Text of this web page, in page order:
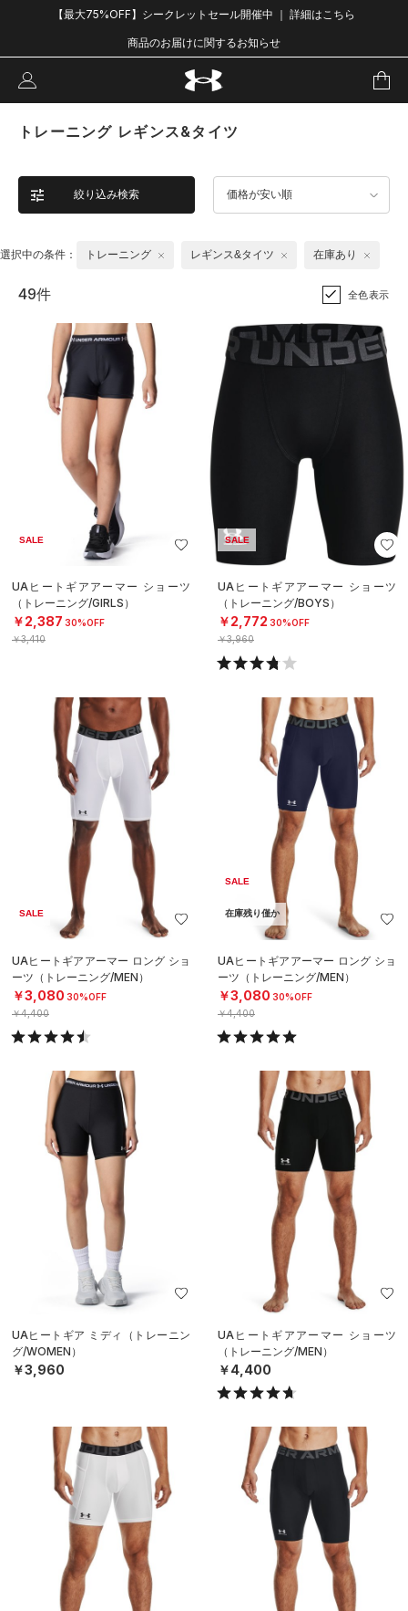
【最大75%OFF】シークレットセール開催中 ｜ 詳細はこちら
商品のお届けに関するお知らせ
トレーニング レギンス&タイツ
絞り込み検索 価格が安い順
選択中の条件： トレーニング レギンス&タイツ 在庫あり
49件 全色表示
SALE
UAヒートギアアーマー ショーツ
（トレーニング/GIRLS）
￥2,387 30%OFF
￥3,410
SALE
UAヒートギアアーマー ショーツ
（トレーニング/BOYS）
￥2,772 30%OFF
￥3,960
SALE
UAヒートギアアーマー ロング ショ
ーツ（トレーニング/MEN）
￥3,080 30%OFF
￥4,400
SALE
在庫残り僅か
UAヒートギアアーマー ロング ショ
ーツ（トレーニング/MEN）
￥3,080 30%OFF
￥4,400
UAヒートギア ミディ（トレーニン
グ/WOMEN）
￥3,960
UAヒートギアアーマー ショーツ
（トレーニング/MEN）
￥4,400